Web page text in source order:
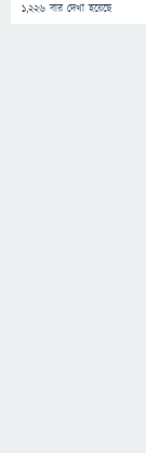
1,226 বার দেখা হয়েছে